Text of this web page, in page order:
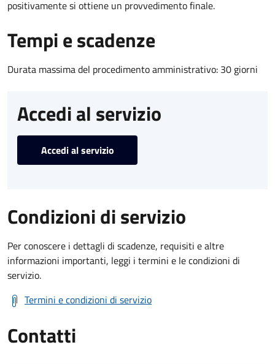
positivamente si ottiene un provvedimento finale.
Tempi e scadenze
Durata massima del procedimento amministrativo: 30 giorni
Accedi al servizio
Accedi al servizio
Condizioni di servizio
Per conoscere i dettagli di scadenze, requisiti e altre
informazioni importanti, leggi i termini e le condizioni di
servizio.
Termini e condizioni di servizio
Contatti